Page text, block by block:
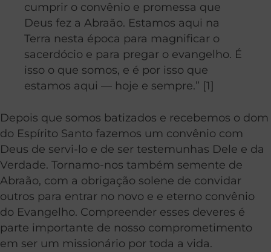
cumprir o convênio e promessa que
Deus fez a Abraão. Estamos aqui na
Terra nesta época para magnificar o
sacerdócio e para pregar o evangelho. É
isso o que somos, e é por isso que
estamos aqui — hoje e sempre.” [1]
Depois que somos batizados e recebemos o dom
do Espírito Santo fazemos um convênio com
Deus de servi-lo e de ser testemunhas Dele e da
Verdade. Tornamo-nos também semente de
Abraão, com a obrigação solene de convidar
outros para entrar no novo e e eterno convênio
do Evangelho. Compreender esses deveres é
parte importante de nosso comprometimento
em ser um missionário por toda a vida.